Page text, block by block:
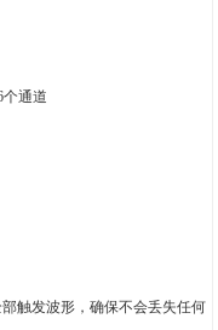
通道
触发波形，确保不会丢失任何